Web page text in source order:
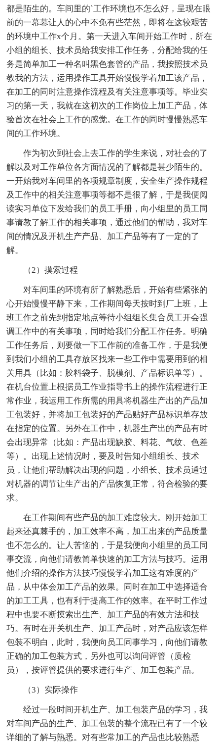
都是陌生的。车间里的`工作环境也不怎么好，呈现在眼
前的一幕幕让人的心中不免有些茫然，即将在这较艰苦
的环境中工作x个月。第一天进入车间开始工作时，所在
小组的组长、技术员给我安排工作任务，分配给我的任
务是简单加工一种名叫黑色套管的产品，我按照技术员
教我的方法，运用操作工具开始慢慢学着加工该产品，
在加工的同时注意操作流程及有关注意事项等。毕业实
习的第一天，我就在这初次的工作岗位上加工产品，体
验首次在社会上工作的感觉。在工作的同时慢慢熟悉车
间的工作环境。
作为初次到社会上去工作的学生来说，对社会的了
解以及对工作单位各方面情况的了解都是甚少陌生的。
一开始我对车间里的各项规章制度，安全生产操作规程
及工作中的相关注意事项等都不是很了解，于是我便阅
读实习单位下发给我们的员工手册，向小组里的员工同
事请教了解工作的相关事项，通过他们的帮助，我对车
间的情况及开机生产产品、加工产品等有了一定的了
解。
（2）摸索过程
对车间里的环境有所了解熟悉后，开始有些紧张的
心开始慢慢平静下来，工作期间每天按时到厂上班，上
班工作之前先到指定地点等待小组组长集合员工开会强
调工作中的有关事项，同时给我们分配工作任务。明确
工作任务后，则要做一下工作前的准备工作，于是我便
到我们小组的工具存放区找来一些工作中需要用到的相
关用具（比如：胶料袋子、脱模剂、产品标识单等）。
在机台位置上根据员工作业指导书上的操作流程进行正
常作业，我运用工作所需的用具将机器生产出的产品加
工包装好，并将加工包装好的产品贴好产品标识单存放
在指定的位置。另外在工作中，机器生产出的产品有时
会出现异常（比如：产品出现缺胶、料花、气纹、色差
等）。出现上述情况时，要及时告知小组组长、技术
员，让他们帮助解决出现的问题，小组长、技术员通过
对机器的调节让生产出的产品恢复正常，符合检验的要
求。
在工作期间有些产品的加工难度较大。刚开始加工
起来还真棘手的，加工效率不高，加工出来的产品质量
也不怎么的。让人苦恼的，于是我便向小组里的员工同
事交流，向他们请教简单快速的加工方法与技巧。运用
他们介绍的操作方法技巧慢慢学着加工这有难度的产
品，从中体会加工产品的效果。同时在加工中选择适合
的加工工具，也有利于提高工作的效率。在平时工作过
程中也要不断摸索出生产、加工产品的有效方法和技
巧。有时在开关机生产、加工产品时，对产品应该怎样
包装不明白，此时，我便向员工同事学习，向他们请教
正确的加工包装方式，另外也可以询问评管（质检
员），按评管提供的要求进行生产、加工包装产品。
（3）实际操作
经过一段时间开机生产、加工包装产品的学习，我
对车间产品的生产、加工包装的整个流程已有了一个较
详细的了解与熟悉。对有些常加工的产品也比较熟悉